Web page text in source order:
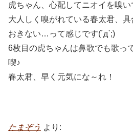
虎ちゃん、心配してニオイを嗅い
大人しく嗅がれている春太君、
おきない…って感じです(´д`;)
6枚目の虎ちゃんは鼻歌でも歌っ
喫♪
春太君、早く元気にな～れ！
たまぞう より: